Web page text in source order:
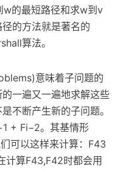
w的最短路径和求w到v
的方法就是著名的
算法。
意味着子问题的
一遍又一遍地求解这些
不断产生新的子问题。
+ Fi−2。其基情形
可以这样来计算：F43
算F43,F42时都会用